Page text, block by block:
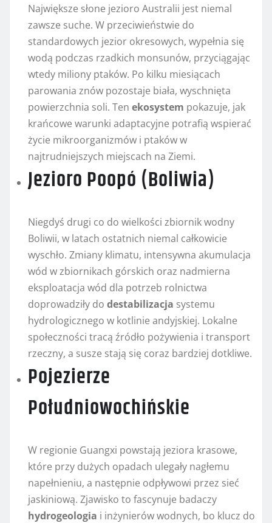
Największe słone jezioro Australii jest niemal
zawsze suche. W przeciwieństwie do
standardowych jezior okresowych, wypełnia się
wodą podczas rzadkich monsunów, przyciągając
wtedy miliony ptaków. Po kilku miesiącach
parowania znów pozostaje biała, wyschnięta
powierzchnia soli. Ten ekosystem pokazuje, jak
krańcowe warunki adaptacyjne potrafią wspierać
życie mikroorganizmów i ptaków w
najtrudniejszych miejscach na Ziemi.
Jezioro Poopó (Boliwia)
Niegdyś drugi co do wielkości zbiornik wodny
Boliwii, w latach ostatnich niemal całkowicie
wyschło. Zmiany klimatu, intensywna akumulacja
wód w zbiornikach górskich oraz nadmierna
eksploatacja wód dla potrzeb rolnictwa
doprowadziły do destabilizacja systemu
hydrologicznego w kotlinie andyjskiej. Lokalne
społeczności tracą źródło pożywienia i transport
rzeczny, a susze stają się coraz bardziej dotkliwe.
Pojezierze
Południowochińskie
W regionie Guangxi powstają jeziora krasowe,
które przy dużych opadach ulegały nagłemu
napełnieniu, a następnie odpływowi przez sieć
jaskiniową. Zjawisko to fascynuje badaczy
hydrogeologia i inżynierów wodnych, bo klucz do